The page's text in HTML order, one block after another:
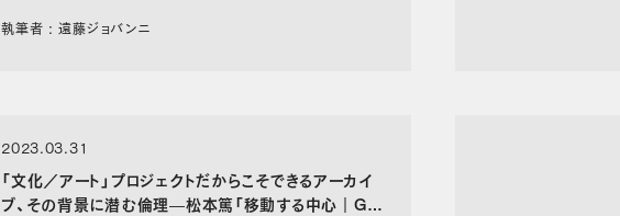
執筆者 : 遠藤ジョバンニ
2023.03.31
「文化／アート」プロジェクトだからこそできるアーカイ
ブ、その背景に潜む倫理—松本篤「移動する中心｜GA